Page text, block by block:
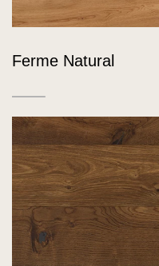
Ferme Natural